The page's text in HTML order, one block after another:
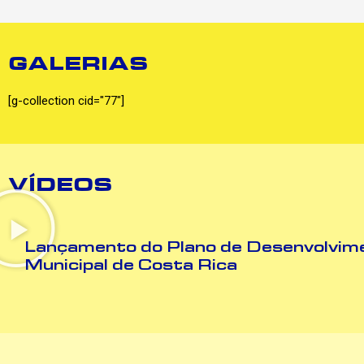
GALERIAS
[g-collection cid="77"]
VÍDEOS
Lançamento do Plano de
Municipal de Costa Rica